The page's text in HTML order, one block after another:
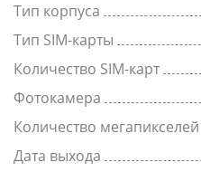
Тип корпуса
Тип SIM-карты
Количество SIM-карт
Фотокамера
Количество
Дата выхода